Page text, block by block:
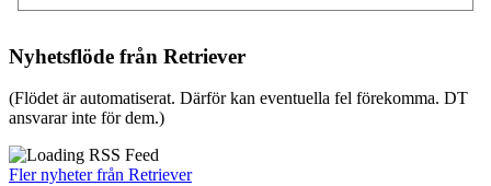
Nyhetsflöde från Retriever
(Flödet är automatiserat. Därför kan eventuella fel förekomma. DT
ansvarar inte för dem.)
Fler nyheter från Retriever